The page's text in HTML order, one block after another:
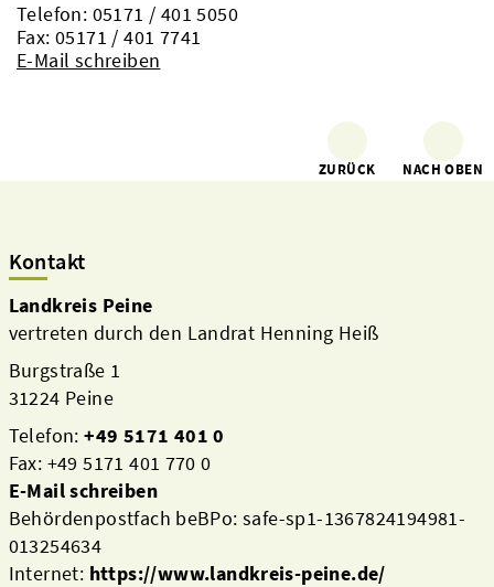
Telefon: 05171 / 401 5050
Fax: 05171 / 401 7741
E-Mail schreiben
ZURÜCK NACH OBEN
Kontakt
Landkreis Peine
vertreten durch den Landrat Henning Heiß
Burgstraße 1
31224 Peine
Telefon:+49 5171 401 0
Fax: +49 5171 401 770 0
E-Mail schreiben
Behördenpostfach beBPo: safe-sp1-1367824194981-
013254634
Internet: https://www.landkreis-peine.de/